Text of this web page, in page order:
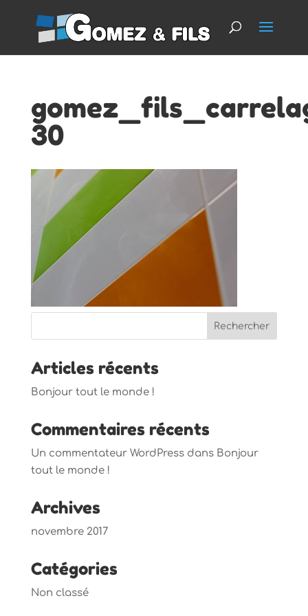
30
Articles récents
Bonjour tout le monde !
Commentaires récents
Un commentateur WordPressdans Bonjour
tout le monde !
Archives
novembre 2017
Catégories
Non classé